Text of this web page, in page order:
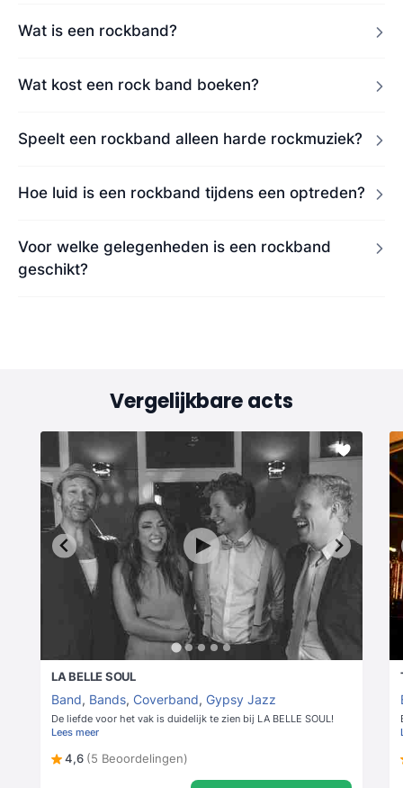
Wat is een rockband?
Wat kost een rock band boeken?
Speelt een rockband alleen harde rockmuziek?
Hoe luid is een rockband tijdens een optreden?
Voor welke gelegenheden is een rockband
geschikt?
Vergelijkbare acts
LA BELLE SOUL
Band, Bands, Coverband, Gypsy Jazz
De liefde voor het vak is duidelijk te zien bij LA BELLE SOUL!
Lees meer
4,6 (5 Beoordelingen)